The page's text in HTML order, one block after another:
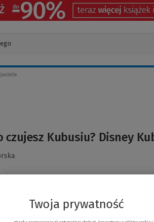
czujesz Kubusiu? Disney
Twoja prywatność